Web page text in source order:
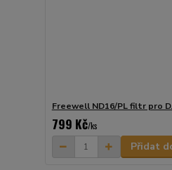
Freewell ND16/PL filtr pro
799 Kč/ks
Přidat